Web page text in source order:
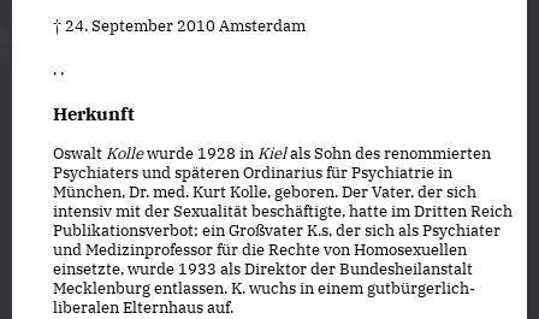
† 24. September 2010 Amsterdam
, ,
Herkunft
OswaltKollewurde 1928 inKielals Sohn des renommierten
Psychiaters und späteren Ordinarius für Psychiatrie in
München, Dr. med. Kurt Kolle, geboren. Der Vater, der sich
intensiv mit der Sexualität beschäftigte, hatte im Dritten Reich
Publikationsverbot; ein Großvater K.s, der sich als Psychiater
und Medizinprofessor für die Rechte von Homosexuellen
einsetzte, wurde 1933 als Direktor der Bundesheilanstalt
Mecklenburg entlassen. K. wuchs in einem gutbürgerlich-
liberalen Elternhaus auf.